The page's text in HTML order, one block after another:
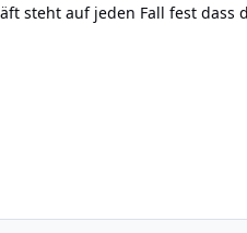
steht auf jeden Fall fest dass